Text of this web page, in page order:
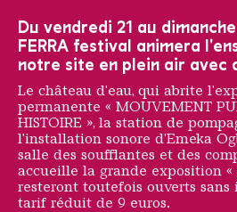
Du vendredi 21 au
FERRA festival animera
notre site en plein air avec
Le château d'eau, qui abrite
permanente « MOUVEMENT
HISTOIRE », la station de
l'installation sonore d'Emeka
salle des soufflantes et des
accueille la grande exposition «
resteront toutefois ouverts
tarif réduit de 9 euros.